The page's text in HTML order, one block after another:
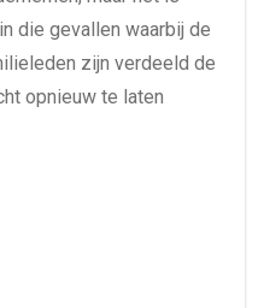
die gevallen waarbij de
zijn verdeeld de
opnieuw te laten